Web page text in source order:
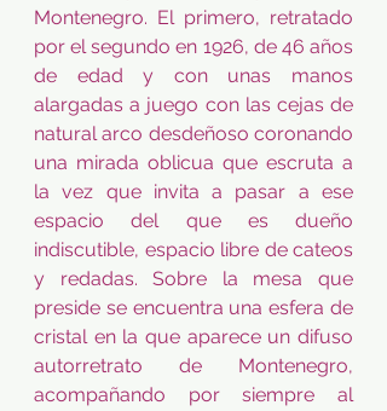
Montenegro. El primero, retratado
por el segundo en 1926, de 46 años
de edad y con unas manos
alargadas a juego con las cejas de
natural arco desdeñoso coronando
una mirada oblicua que escruta a
la vez que invita a pasar a ese
espacio del que es dueño
indiscutible, espacio libre de cateos
y redadas. Sobre la mesa que
preside se encuentra una esfera de
cristal en la que aparece un difuso
autorretrato de Montenegro,
acompañando por siempre al